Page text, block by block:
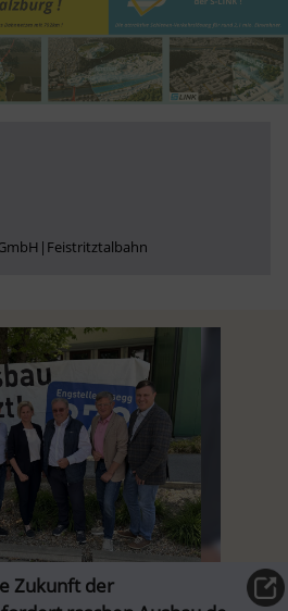
| Feistritztalbahn
Zukunft der